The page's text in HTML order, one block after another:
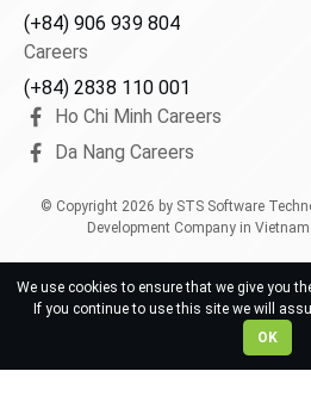
(+84) 906 939 804
Careers
(+84) 2838 110 001
Ho Chi Minh Careers
Da Nang Careers
© Copyright 2026 by STS Software
Development Company in
We use cookies to ensure that we give you
If you continue to use this site we will
OK